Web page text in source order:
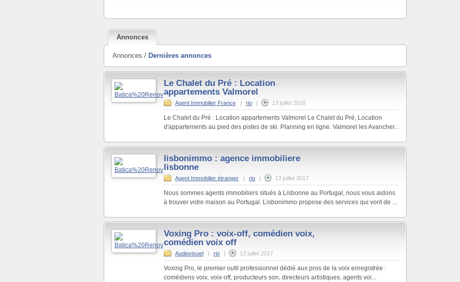
Annonces
Annonces / Dernières annonces
Le Chalet du Pré : Location
appartements Valmorel
Agent Immobilier France | rio | 13 juillet 2018
Le Chalet du Pré : Location appartements Valmorel Le Chalet du Pré, Location
d'appartements au pied des pistes de ski. Planning en ligne. Valmorel les Avancher...
lisbonimmo : agence immobiliere
lisbonne
Agent Immobilier étranger | rio | 13 juillet 2017
Nous sommes agents immobiliers situés à Lisbonne au Portugal, nous vous aidons
à trouver votre maison au Portugal. Lisbonimmo propose des services qui vont de ...
Voxing Pro : voix-off, comédien voix,
comédien voix off
Audiovisuel | rio | 13 juillet 2017
Voxing Pro, le premier outil professionnel dédié aux pros de la voix enregistrée :
comédiens voix, voix-off, producteurs son, directeurs artistiques, agents voi...